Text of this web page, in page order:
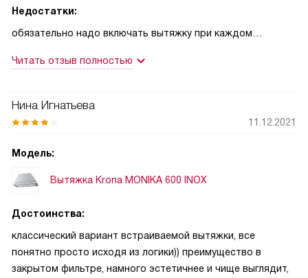
Недостатки:
обязательно надо включать вытяжку при каждом
вместо сетки будет в каплях жира
Читать отзыв полностью
Нина Игнатьева
11.12.2021
Модель:
Вытяжка Krona MONIKA 600 INOX
Достоинства:
классический вариант встраиваемой вытяжки, все
понятно просто исходя из логики)) преимущество в
закрытом фильтре, намного эстетичнее и чище выглядит,